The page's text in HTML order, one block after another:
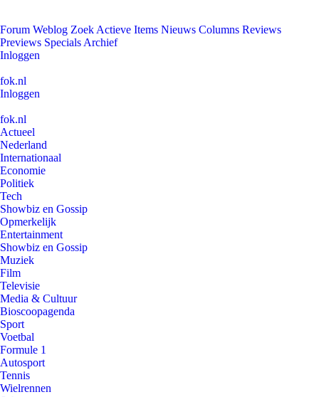
Forum Weblog Zoek Actieve Items Nieuws Columns Reviews
Previews Specials Archief
Inloggen
fok.nl
Inloggen
fok.nl
Actueel
Nederland
Internationaal
Economie
Politiek
Tech
Showbiz en Gossip
Opmerkelijk
Entertainment
Showbiz en Gossip
Muziek
Film
Televisie
Media & Cultuur
Bioscoopagenda
Sport
Voetbal
Formule 1
Autosport
Tennis
Wielrennen